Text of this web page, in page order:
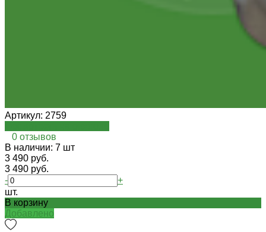
Артикул: 2759
0 отзывов
В наличии: 7 шт
3 490 руб.
3 490 руб.
-
+
шт.
В корзину
Добавлено